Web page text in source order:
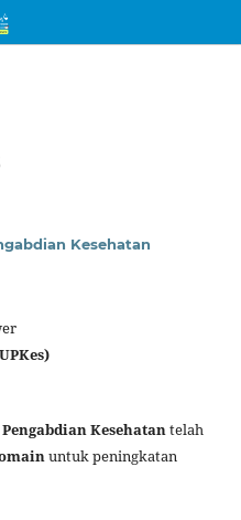
Kesehatan
Kesehatantelah
untuk peningkatan